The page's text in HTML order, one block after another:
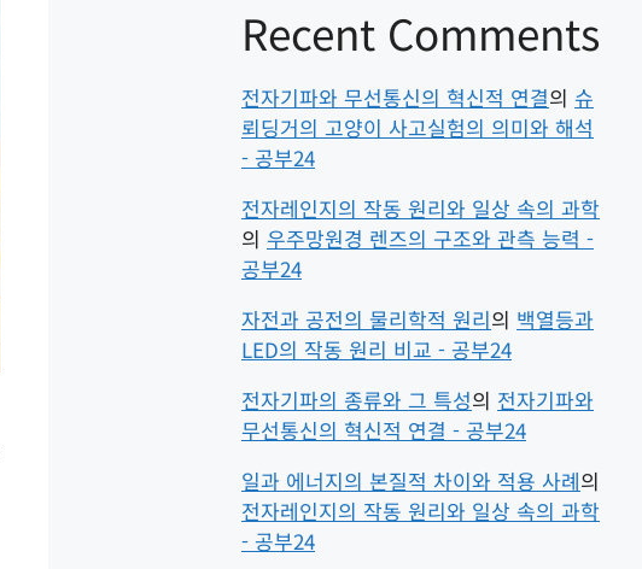
Recent Comments
전자기파와 무선통신의 혁신적 연결의 슈
뢰딩거의 고양이 사고실험의 의미와 해석
- 공부24
전자레인지의 작동 원리와 일상 속의 과학
의 우주망원경 렌즈의 구조와 관측 능력 -
공부24
자전과 공전의 물리학적 원리의 백열등과
LED의 작동 원리 비교 - 공부24
전자기파의 종류와 그 특성의 전자기파와
무선통신의 혁신적 연결 - 공부24
일과 에너지의 본질적 차이와 적용 사례의
전자레인지의 작동 원리와 일상 속의 과학
- 공부24